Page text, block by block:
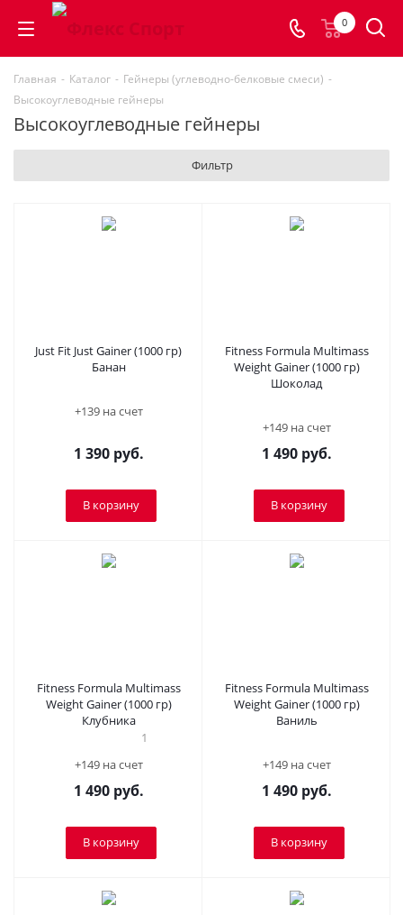
0
Главная - Каталог - Гейнеры (углеводно-белковые смеси) -
Высокоуглеводные гейнеры
Высокоуглеводные гейнеры
Фильтр
Just Fit Just Gainer (1000 гр)
Банан
+139 на счет
1 390руб.
В корзину
Fitness Formula Multimass
Weight Gainer (1000 гр)
Шоколад
+149 на счет
1 490руб.
В корзину
Fitness Formula Multimass
Weight Gainer (1000 гр)
Клубника
1
+149 на счет
1 490руб.
В корзину
Fitness Formula Multimass
Weight Gainer (1000 гр)
Ваниль
+149 на счет
1 490руб.
В корзину